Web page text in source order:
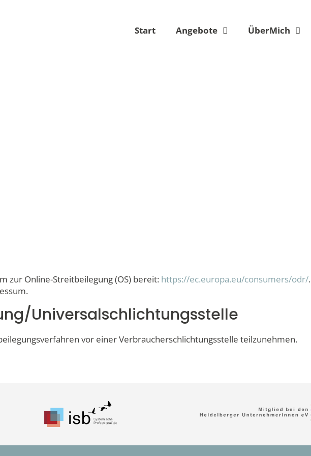
Start Angebote ÜberMich
zur Online-Streitbeilegung (OS) bereit: https://ec.europa.eu/consumers/odr/.
Universal­schlichtungs­stelle
vor einer Verbraucherschlichtungsstelle teilzunehmen.